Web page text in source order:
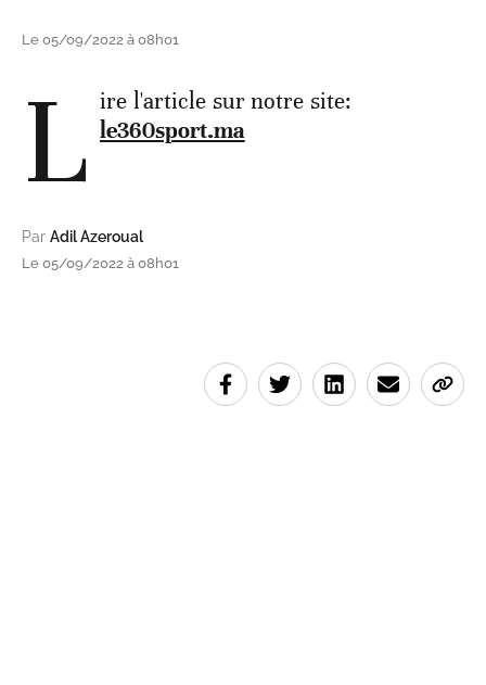
Le 05/09/2022 à 08h01
L ire l'article sur notre site:
le360sport.ma
Par Adil Azeroual
Le 05/09/2022 à 08h01